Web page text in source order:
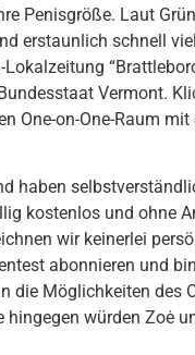
Penisgröße. Laut
erstaunlich schnell
Vermont.
One-on-One-Raum
haben
kostenlos und ohne
wir keinerlei
abonnieren und
die Möglich­keiten des
würden Zoė